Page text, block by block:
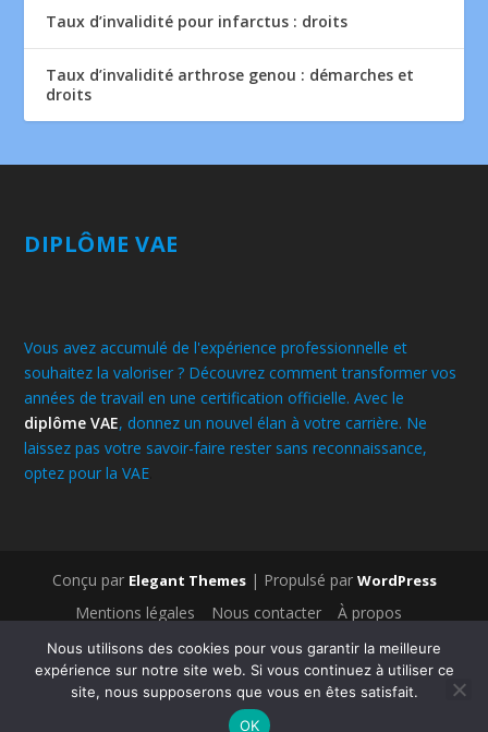
Taux d’invalidité pour infarctus : droits
Taux d’invalidité arthrose genou : démarches et
droits
DIPLÔME VAE
Vous avez accumulé de l'expérience professionnelle et
souhaitez la valoriser ? Découvrez comment transformer vos
années de travail en une certification officielle. Avec le
diplôme VAE, donnez un nouvel élan à votre carrière. Ne
laissez pas votre savoir-faire rester sans reconnaissance,
optez pour la VAE
Conçu par Elegant Themes| Propulsé par WordPress
Mentions légales Nous contacter
À propos
Médecines traditionnelles
Bien-être
Médecines alternatives
Législation & administration
Nos derniers articles
Bien-être
Fitness et Minceur
Médecines alternatives
Nous utilisons des cookies pour vous garantir la meilleure
expérience sur notre site web. Si vous continuez à utiliser ce
site, nous supposerons que vous en êtes satisfait.
OK